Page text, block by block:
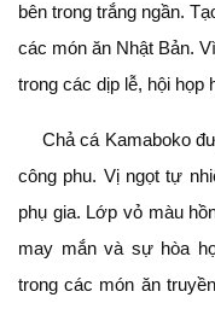
bên trong trắng ngần.
các món ăn Nhật Bản.
trong các dịp lễ, hội họp
Chả cá Kamaboko
công phu. Vị ngọt tự
phụ gia. Lớp vỏ màu
may mắn và sự hòa
trong các món ăn